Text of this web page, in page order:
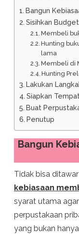
Bangun
Sisihkan
Membeli
Hunting
lama
Membeli di
Hunting
Lakukan
Siapkan
Buat
Penutup
Bangun
Tidak bisa
kebiasaan
syarat utama
perpustakaan
yang bukan